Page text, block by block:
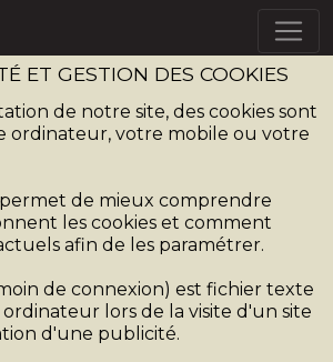
ET GESTION DES COOKIES
de notre site, des cookies sont
ordinateur, votre mobile ou votre
de mieux comprendre
les cookies et comment
afin de les paramétrer.
de connexion) est fichier texte
lors de la visite d'un site
d'une publicité.